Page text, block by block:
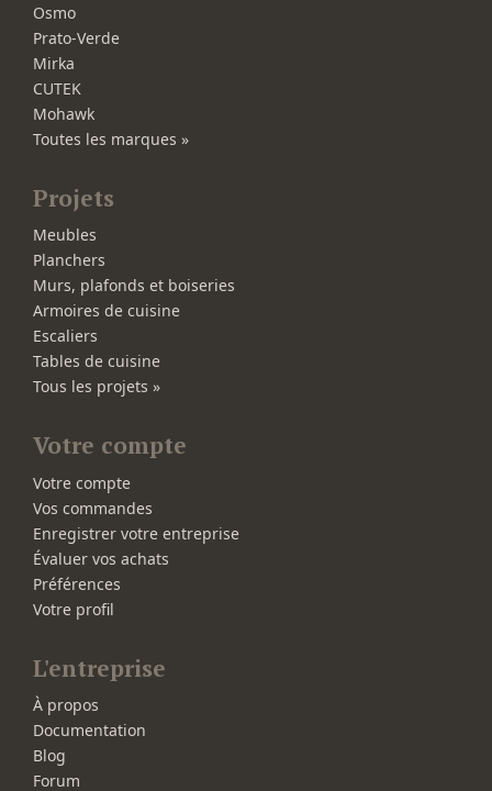
Osmo
Prato-Verde
Mirka
CUTEK
Mohawk
Toutes les marques »
Projets
Meubles
Planchers
Murs, plafonds et boiseries
Armoires de cuisine
Escaliers
Tables de cuisine
Tous les projets »
Votre compte
Votre compte
Vos commandes
Enregistrer votre entreprise
Évaluer vos achats
Préférences
Votre profil
L'entreprise
À propos
Documentation
Blog
Forum